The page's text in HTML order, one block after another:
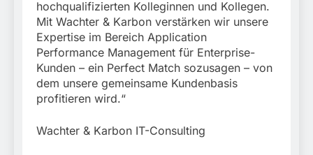
hochqualifizierten Kolleginnen und Kollegen.
Mit Wachter & Karbon verstärken wir unsere
Expertise im Bereich Application
Performance Management für Enterprise-
Kunden – ein Perfect Match sozusagen – von
dem unsere gemeinsame Kundenbasis
profitieren wird.“
Wachter & Karbon IT-Consulting